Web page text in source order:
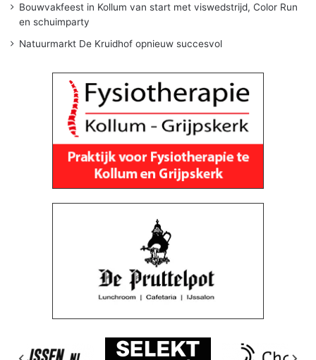
Bouwvakfeest in Kollum van start met viswedstrijd, Color Run
en schuimparty
Natuurmarkt De Kruidhof opnieuw succesvol